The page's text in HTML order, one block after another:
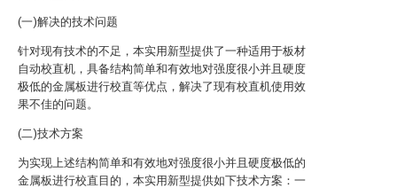
(一)解决的技术问题
针对现有技术的不足，本实用新型提供了一种适用于板材
自动校直机，具备结构简单和有效地对强度很小并且硬度
极低的金属板进行校直等优点，解决了现有校直机使用效
果不佳的问题。
(二)技术方案
为实现上述结构简单和有效地对强度很小并且硬度极低的
金属板进行校直目的，本实用新型提供如下技术方案：一